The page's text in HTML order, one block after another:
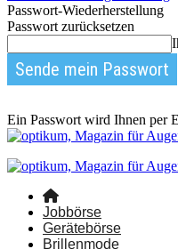
Passwort-Wiederherstellung
Passwort zurücksetzen
Ein Passwort wird Ihnen per
Jobbörse
Gerätebörse
Brillenmode